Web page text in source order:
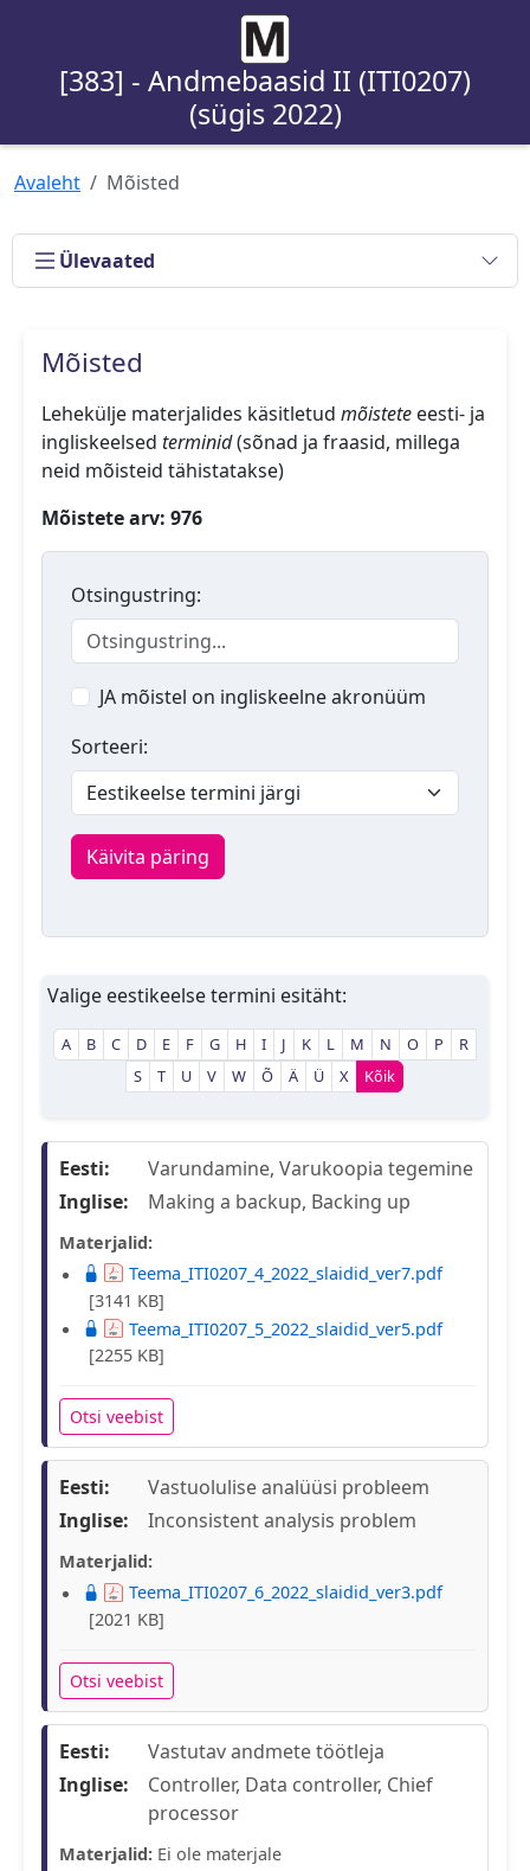
[383] - Andmebaasid II (ITI0207)
(sügis 2022)
Avaleht Mõisted
Ülevaated
Mõisted
Lehekülje materjalides käsitletud mõistete eesti- ja
ingliskeelsed terminid(sõnad ja fraasid, millega
neid mõisteid tähistatakse)
Mõistete arv: 976
Otsingustring:
JA mõistel on ingliskeelne akronüüm
Sorteeri:
Käivita päring
Valige eestikeelse termini esitäht:
A B C D E F G H I J K L M N O P
R
S
T U V W Õ Ä Ü X Kõik
Eesti:
Varundamine, Varukoopia tegemine
Inglise:
Making a backup, Backing up
Materjalid:
Teema_ITI0207_4_2022_slaidid_ver7.pdf
[3141 KB]
Teema_ITI0207_5_2022_slaidid_ver5.pdf
[2255 KB]
Otsi veebist
Eesti:
Vastuolulise analüüsi probleem
Inglise:
Inconsistent analysis problem
Materjalid:
Teema_ITI0207_6_2022_slaidid_ver3.pdf
[2021 KB]
Otsi veebist
Eesti:
Vastutav andmete töötleja
Inglise:
Controller, Data controller, Chief
processor
Materjalid: Ei ole materjale